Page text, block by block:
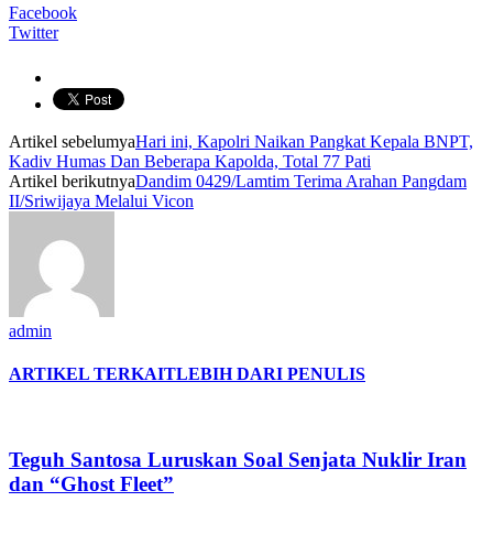
Facebook
Twitter
Artikel sebelumyaHari ini, Kapolri Naikan Pangkat Kepala BNPT,
Kadiv Humas Dan Beberapa Kapolda, Total 77 Pati
Artikel berikutnyaDandim 0429/Lamtim Terima Arahan Pangdam
II/Sriwijaya Melalui Vicon
admin
ARTIKEL TERKAITLEBIH DARI PENULIS
Teguh Santosa Luruskan Soal Senjata Nuklir Iran
dan “Ghost Fleet”